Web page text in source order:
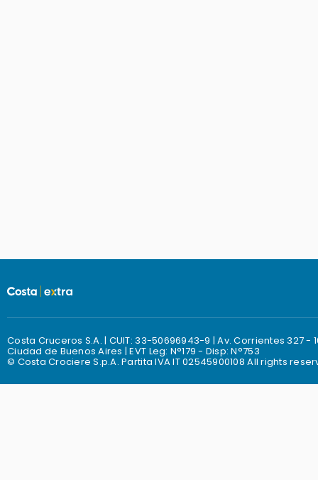
Costa Cruceros S.A. | CUIT: 33-50696943-9 | Av. Corrientes 327 -
Ciudad de Buenos Aires | EVT Leg: N°179 - Disp: N°753
© Costa Crociere S.p.A. Partita IVA IT 02545900108 All rights